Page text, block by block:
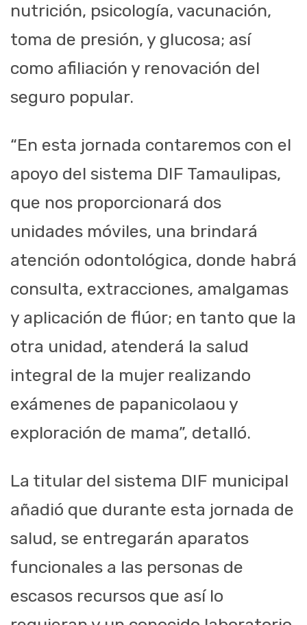
nutrición, psicología, vacunación,
toma de presión, y glucosa; así
como afiliación y renovación del
seguro popular.
“En esta jornada contaremos con el
apoyo del sistema DIF Tamaulipas,
que nos proporcionará dos
unidades móviles, una brindará
atención odontológica, donde habrá
consulta, extracciones, amalgamas
y aplicación de flúor; en tanto que la
otra unidad, atenderá la salud
integral de la mujer realizando
exámenes de papanicolaou y
exploración de mama”, detalló.
La titular del sistema DIF municipal
añadió que durante esta jornada de
salud, se entregarán aparatos
funcionales a las personas de
escasos recursos que así lo